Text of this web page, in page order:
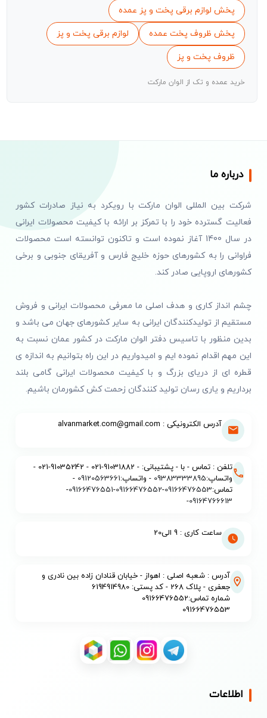
پخش لوازم برقی پخت و پز عمده
پخش ظروف پخت عمده لوازم برقی پخت و پز
ظروف پخت و پز
خرید عمده و تک از الوان مارکت
درباره ما
شرکت بین المللی الوان مارکت با رویکرد به نیاز صادرات کشور
فعالیت گسترده خود را با تمرکز بر ارائه با کیفیت محصولات ایرانی
در سال 1400 آغاز نموده است و تاکنون توانسته است محصولات
فراوانی را به کشورهای حوزه خلیج فارس و آفریقای جنوبی و برخی
کشورهای اروپایی صادر کند.
چشم انداز کاری و هدف اصلی ما معرفی محصولات ایرانی و فروش
مستقیم از تولیدکنندگان ایرانی به سایر کشورهای جهان می باشد و
بدین منظور با تاسیس دفتر الوان مارکت در کشور عمان نسبت به
این مهم اقدام نموده ایم و امیدواریم در این راه بتوانیم به اندازه ی
قطره ای از دریای بزرگ و با کیفیت محصولات ایرانی گامی بلند
برداریم و یاری رسان تولید کنندگان زحمت کش کشورمان باشیم.
آدرس الکترونیکی : alvanmarket.com@gmail.com
تلفن : تماس - با - پشتیبانی: - 91031882-021 - 91035242-021 -
واتساپ:09383333895 - واتساپ:09120563661
-
تماس:09166476553
-
09166476552
-
09166476551
-
09164766613
-
ساعت کاری : 9 الی20
آدرس : شعبه اصلی : اهواز - خیابان قنادان زاده بین نادری و
جعفری - پلاک 268 - کد پستی: 6194914980
شماره تماس:09166476552
09166476553
اطلاعات